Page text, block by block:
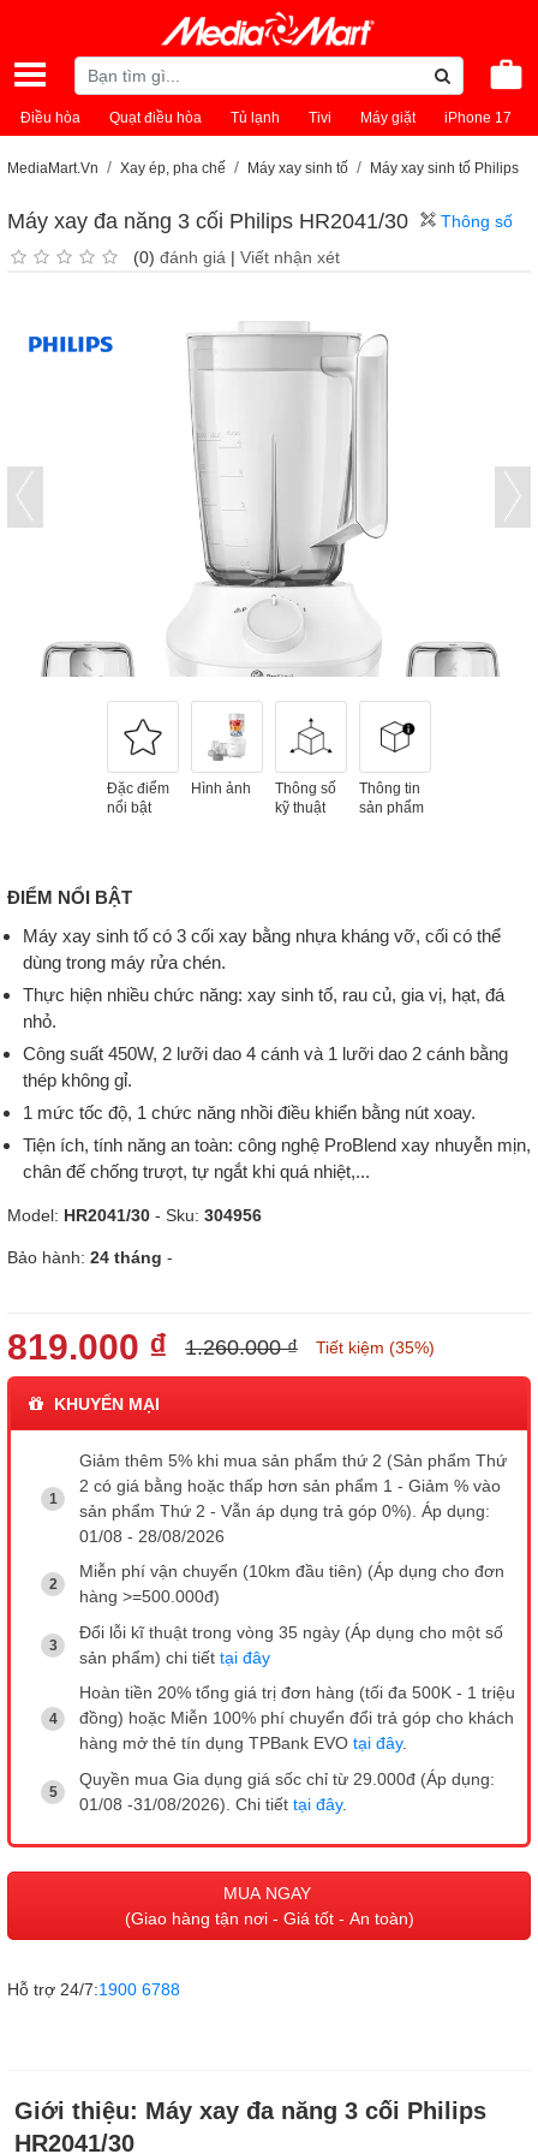
Điều hòa Quạt điều hòa Tủ lạnh Tivi Máy giặt iPhone 17
MediaMart.Vn Xay ép, pha chế Máy xay sinh tố Máy xay sinh tố Philips
Máy xay đa năng 3 cối Philips HR2041/30
(0) đánh giá | Viết nhận xét
Thông số
Đặc điểm
nổi bật
Hình ảnh
Thông số
kỹ thuật
Thông tin
sản phẩm
ĐIỂM NỔI BẬT
Máy xay sinh tố có 3 cối xay bằng nhựa kháng vỡ, cối có thể
dùng trong máy rửa chén.
Thực hiện nhiều chức năng: xay sinh tố, rau củ, gia vị, hạt, đá
nhỏ.
Công suất 450W, 2 lưỡi dao 4 cánh và 1 lưỡi dao 2 cánh bằng
thép không gỉ.
1 mức tốc độ, 1 chức năng nhồi điều khiển bằng nút xoay.
Tiện ích, tính năng an toàn: công nghệ ProBlend xay nhuyễn mịn,
chân đế chống trượt, tự ngắt khi quá nhiệt,...
Model: HR2041/30 - Sku: 304956
Bảo hành: 24 tháng -
819.000 ₫ 1.260.000 ₫ Tiết kiệm (35%)
KHUYẾN MẠI
Giảm thêm 5% khi mua sản phẩm thứ 2 (Sản phẩm Thứ
2 có giá bằng hoặc thấp hơn sản phẩm 1 - Giảm % vào
sản phẩm Thứ 2 - Vẫn áp dụng trả góp 0%). Áp dụng:
01/08 - 28/08/2026
Miễn phí vận chuyển (10km đầu tiên) (Áp dụng cho đơn
hàng >=500.000đ)
Đổi lỗi kĩ thuật trong vòng 35 ngày (Áp dụng cho một số
sản phẩm) chi tiết tại đây
Hoàn tiền 20% tổng giá trị đơn hàng (tối đa 500K - 1 triệu
đồng) hoặc Miễn 100% phí chuyển đổi trả góp cho khách
hàng mở thẻ tín dụng TPBank EVO tại đây.
Quyền mua Gia dụng giá sốc chỉ từ 29.000đ (Áp dụng:
01/08 -31/08/2026). Chi tiết tại đây.
MUA NGAY
(Giao hàng tận nơi - Giá tốt - An toàn)
Hỗ trợ 24/7:1900 6788
Giới thiệu: Máy xay đa năng 3 cối Philips
HR2041/30